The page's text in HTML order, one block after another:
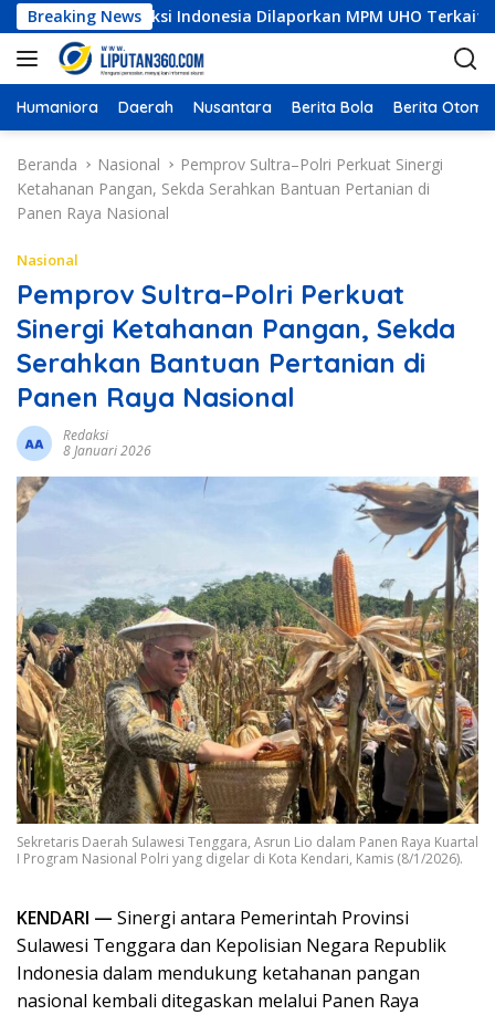
a
g
u
Breaking News
Konstruksi Indonesia Dilaporkan MPM UHO Terkait
Humaniora Daerah Nusantara Berita Bola Berita
Beranda Nasional
Pemprov Sultra–Polri Perkuat Sinergi
Ketahanan Pangan, Sekda Serahkan Bantuan Pertanian di
Panen Raya Nasional
Nasional
Pemprov Sultra–Polri Perkuat
Sinergi Ketahanan Pangan, Sekda
Serahkan Bantuan Pertanian di
Panen Raya Nasional
Redaksi
8 Januari 2026
Sekretaris Daerah Sulawesi Tenggara, Asrun Lio dalam Panen Raya Kuartal
I Program Nasional Polri yang digelar di Kota Kendari, Kamis (8/1/2026).
KENDARI — Sinergi antara Pemerintah Provinsi
Sulawesi Tenggara dan Kepolisian Negara Republik
Indonesia dalam mendukung ketahanan pangan
nasional kembali ditegaskan melalui Panen Raya